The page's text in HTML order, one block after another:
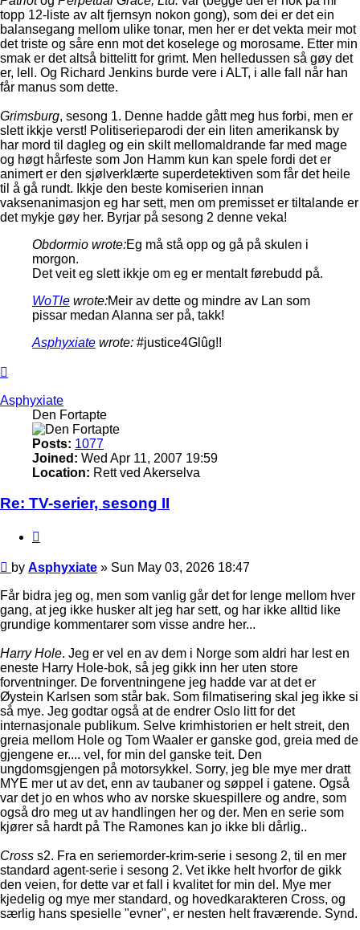
topp 12-liste av alt fjernsyn nokon gong), som dei er det ein
balansegang mellom ulike tonar, men her er det vekta meir mot
det triste og såre enn mot det koselege og morosame. Etter min
smak er det altså bittelitt for grimt. Men helledussen så gøy det
er, lell. Og Richard Jenkins burde vere i ALT, i alle fall når han
får manus som dette.
Grimsburg, sesong 1. Denne hadde gått meg hus forbi, men er
slett ikkje verst! Politiserieparodi der ein liten amerikansk by
har mord til dagleg og ein skilt mellomaldrande far med mage
og høgt hårfeste som Jon Hamm kun kan spele fordi det er
animert er den sjølverklærte superdetektiven som får det heile
til å gå rundt. Ikkje den beste komiserien innan
vaksenanimasjon eg har sett, men om premisset er tiltalande er
det mykje gøy her. Byrjar på sesong 2 denne veka!
Obdormio wrote:Eg må stå opp og gå på skulen i
morgon.
Det veit eg slett ikkje om eg er mentalt førebudd på.
WoTle wrote:Meir av dette og mindre av Lan som
pissar medan Alanna ser på, takk!
Asphyxiate wrote: #justice4Glûg!!
Asphyxiate
Den Fortapte
Posts: 1077
Joined: Wed Apr 11, 2007 19:59
Location: Rett ved Akerselva
Re: TV-serier, sesong II
Post
by Asphyxiate » Sun May 03, 2026 18:47
Får bidra jeg og, men som vanlig går det for lenge mellom hver
gang, at jeg ikke husker alt jeg har sett, og har ikke alltid like
grundige kommentarer som visse andre her...
Harry Hole. Jeg er vel en av dem i Norge som aldri har lest en
eneste Harry Hole-bok, så jeg gikk inn her uten store
forventninger. De forventningene jeg hadde var at det er
Øystein Karlsen som står bak. Som filmatisering skal jeg ikke si
så mye. Jeg godtar også at de endrer Oslo litt for det
internasjonale publikum. Selve krimhistorien er helt streit, den
greia mellom Hole og Tom Waaler er ganske god, greia med de
gjengene er.... vel, for min del ganske teit. Den
ungdomsgjengen på motorsykkel. Sorry, jeg ble mye mer dratt
MYE mer ut av det, enn av taubaner og søppel i gatene. Også
var det jo en whos who av norske skuespillere og andre, som
også dro meg ut av handlingen her og der. Men en serie som
kjører så hardt på The Ramones kan jo ikke bli dårlig..
Cross s2. Fra en seriemorder-krim-serie i sesong 2, til en mer
standard agent-serie i sesong 2. Vet ikke helt hvorfor de gikk
den veien, for dette var et fall i kvalitet for min del. Mye mer
kjedelig og mye mer standard, og hovedkarakteren Cross, og
særlig hans spesielle "evner", er nesten helt fraværende. Synd.